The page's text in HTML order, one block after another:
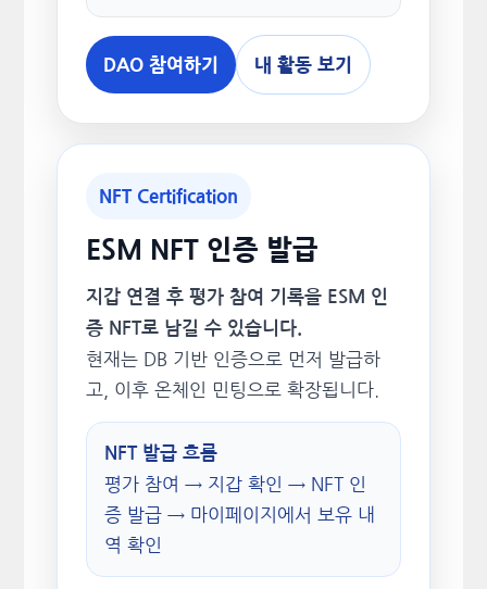
DAO 참여하기 내 활동 보기
NFT Certification
ESM NFT 인증 발급
지갑 연결 후 평가 참여 기록을 ESM 인
증 NFT로 남길 수 있습니다.
현재는 DB 기반 인증으로 먼저 발급하
고, 이후 온체인 민팅으로 확장됩니다.
NFT 발급 흐름
평가 참여 → 지갑 확인 → NFT 인
증 발급 → 마이페이지에서 보유 내
역 확인